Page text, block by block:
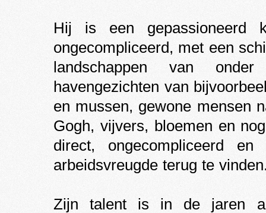
Hij is een gepassioneerd
ongecompliceerd, met een
landschappen van
havengezichten van
en mussen, gewone mensen
Gogh, vijvers, bloemen en
direct, ongecompliceerd
arbeidsvreugde terug te
Zijn talent is in de jaren